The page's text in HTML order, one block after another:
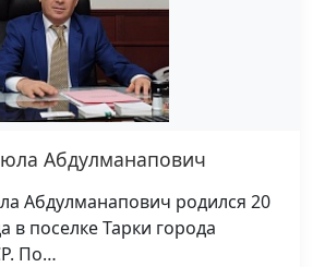
Абдулманапович
Абдулманапович родился 20
в поселке Тарки города
По…